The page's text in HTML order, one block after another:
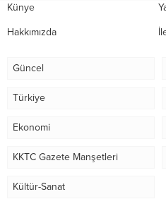
Künye
Hakkımızda
Güncel
Türkiye
Ekonomi
KKTC Gazete Manşetleri
Kültür-Sanat